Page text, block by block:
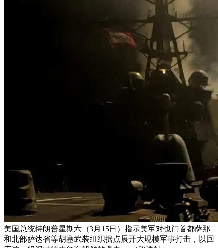
美国总统特朗普星期六（3月15日）指示美军对也门首都萨那
和北部萨达省等胡塞武装组织据点展开大规模军事打击，以回